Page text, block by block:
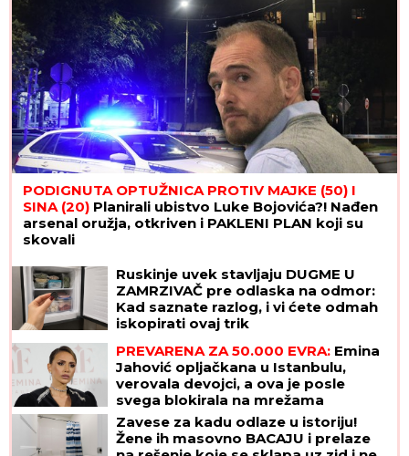
PODIGNUTA OPTUŽNICA PROTIV MAJKE (50) I
SINA (20) Planirali ubistvo Luke Bojovića?! Nađen
arsenal oružja, otkriven i PAKLENI PLAN koji su
skovali
Ruskinje uvek stavljaju DUGME U
ZAMRZIVAČ pre odlaska na odmor:
Kad saznate razlog, i vi ćete odmah
iskopirati ovaj trik
PREVARENA ZA 50.000 EVRA: Emina
Jahović opljačkana u Istanbulu,
verovala devojci, a ova je posle
svega blokirala na mrežama
Zavese za kadu odlaze u istoriju!
Žene ih masovno BACAJU i prelaze